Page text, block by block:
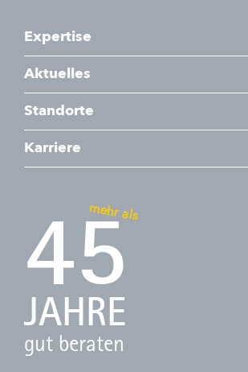
Expertise
Aktuelles
Standorte
Karriere
mehr als
45
JAHRE
gut beraten